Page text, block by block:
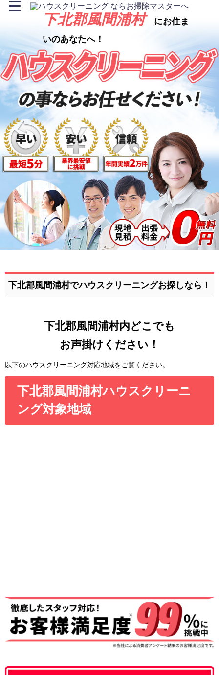
下北郡風間浦村 にお住ま
いのあなたへ！
下北郡風間浦村でハウスクリーニングお探しなら！
下北郡風間浦村内どこでも
お声掛けください！
以下のハウスクリーニング対応地域をご覧ください。
下北郡風間浦村ハウスクリーニ
ング対象地域